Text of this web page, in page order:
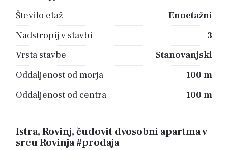
Število etaž
Enoetažni
Nadstropij v stavbi
3
Vrsta stavbe
Stanovanjski
Oddaljenost od morja
100 m
Oddaljenost od centra
100 m
Istra, Rovinj, čudovit dvosobni apartma v
srcu Rovinja #prodaja